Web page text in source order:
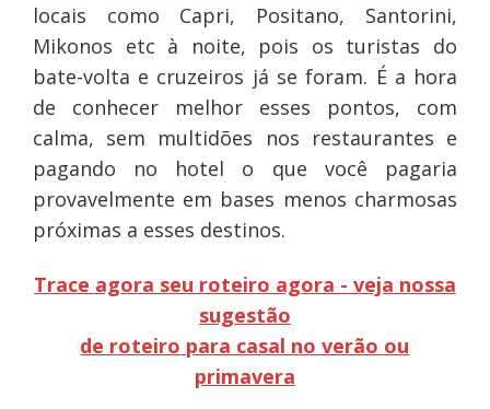
locais como Capri, Positano, Santorini,
Mikonos etc à noite, pois os turistas do
bate-volta e cruzeiros já se foram. É a hora
de conhecer melhor esses pontos, com
calma, sem multidões nos restaurantes e
pagando no hotel o que você pagaria
provavelmente em bases menos charmosas
próximas a esses destinos.
Trace agora seu roteiro agora - veja nossa
sugestão
de roteiro para casal no verão ou
primavera